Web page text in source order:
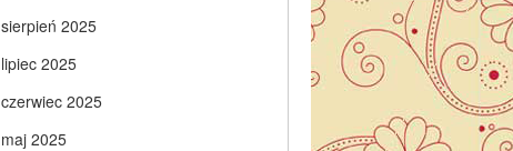
sierpień 2025
lipiec 2025
czerwiec 2025
maj 2025